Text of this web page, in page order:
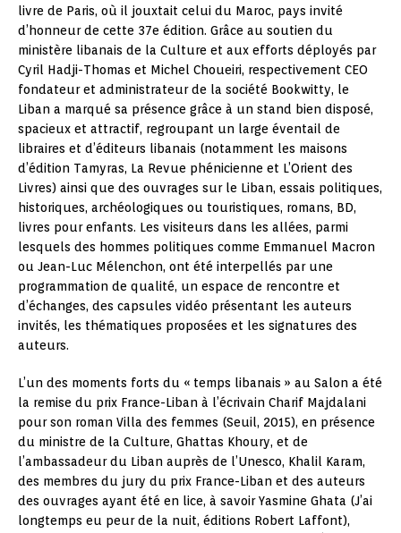
livre de Paris, où il jouxtait celui du Maroc, pays invité
d’honneur de cette 37e édition. Grâce au soutien du
ministère libanais de la Culture et aux efforts déployés par
Cyril Hadji-Thomas et Michel Choueiri, respectivement CEO
fondateur et administrateur de la société Bookwitty, le
Liban a marqué sa présence grâce à un stand bien disposé,
spacieux et attractif, regroupant un large éventail de
libraires et d’éditeurs libanais (notamment les maisons
d’édition Tamyras, La Revue phénicienne et L’Orient des
Livres) ainsi que des ouvrages sur le Liban, essais politiques,
historiques, archéologiques ou touristiques, romans, BD,
livres pour enfants. Les visiteurs dans les allées, parmi
lesquels des hommes politiques comme Emmanuel Macron
ou Jean-Luc Mélenchon, ont été interpellés par une
programmation de qualité, un espace de rencontre et
d’échanges, des capsules vidéo présentant les auteurs
invités, les thématiques proposées et les signatures des
auteurs.
L’un des moments forts du « temps libanais » au Salon a été
la remise du prix France-Liban à l’écrivain Charif Majdalani
pour son roman Villa des femmes (Seuil, 2015), en présence
du ministre de la Culture, Ghattas Khoury, et de
l’ambassadeur du Liban auprès de l’Unesco, Khalil Karam,
des membres du jury du prix France-Liban et des auteurs
des ouvrages ayant été en lice, à savoir Yasmine Ghata (J’ai
longtemps eu peur de la nuit, éditions Robert Laffont),